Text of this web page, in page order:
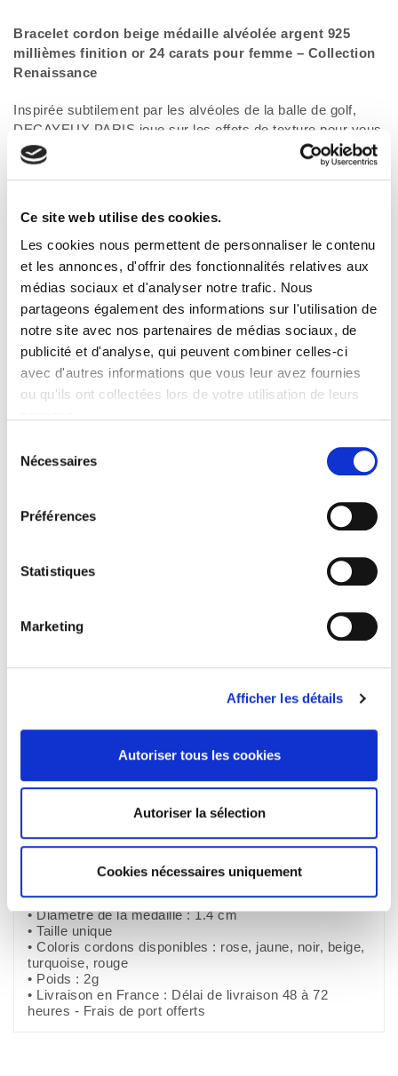
Ce site web utilise des cookies.
Les cookies nous permettent de personnaliser le contenu
et les annonces, d'offrir des fonctionnalités relatives aux
médias sociaux et d'analyser notre trafic. Nous
partageons également des informations sur l'utilisation de
notre site avec nos partenaires de médias sociaux, de
publicité et d'analyse, qui peuvent combiner celles-ci
avec d'autres informations que vous leur avez fournies
ou qu'ils ont collectées lors de votre utilisation de leurs
Nécessaires
Préférences
Statistiques
Marketing
Afficher les détails
Autoriser tous les cookies
Autoriser la sélection
Cookies nécessaires uniquement
Bracelet cordon beige médaille alvéolée argent 925
millièmes finition or 24 carats pour femme – Collection
Renaissance
Inspirée subtilement par les alvéoles de la balle de golf,
DECAYEUX PARIS joue sur les effets de texture pour vous
livrer un bijou d’exception. Témoin de son savoir-faire, le
bracelet cordon avec une médaille martelée est disponible
choix de coloris de cordon pour aller avec vos différentes
tenues. Un cadeau idéal par son raffinement et sa
singularité pour les amateurs de luxe et de golf.
Quantité
 Ajouter Au Panier
VOIR LES AVIS
SÉCURISÉ
OFFERTE
Description
détails du produit
• Finition de la médaille: Or 24 carats ou palladium
• Diamètre de la médaille : 1.4 cm
• Taille unique
• Coloris cordons disponibles : rose, jaune, noir, beige,
turquoise, rouge
• Poids : 2g
• Livraison en France : Délai de livraison 48 à 72
heures - Frais de port offerts